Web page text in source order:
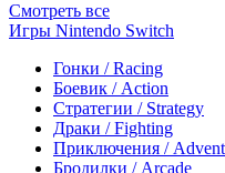
Смотреть все
Игры Nintendo Switch
Гонки / Racing
Боевик / Action
Стратегии / Strategy
Драки / Fighting
Приключения /
Бродилки / Arcade